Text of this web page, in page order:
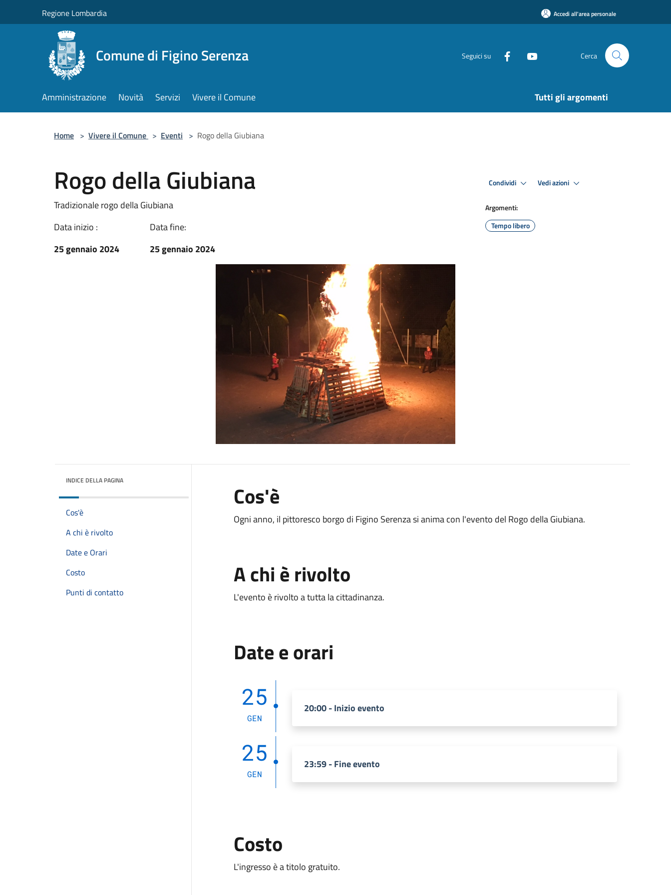
Regione Lombardia Accedi all'area personale
Comune di Figino Serenza Seguici su Cerca
Amministrazione Novità Servizi Vivere il Comune Tutti gli argomenti
Home > Vivere il Comune > Eventi > Rogo della Giubiana
Rogo della Giubiana
Tradizionale rogo della Giubiana
Data inizio :
25 gennaio 2024
Data fine:
25 gennaio 2024
Condividi Vedi azioni
Argomenti:
Tempo libero
INDICE DELLA PAGINA
Cos'è
A chi è rivolto
Date e Orari
Costo
Punti di contatto
Cos'è
Ogni anno, il pittoresco borgo di Figino Serenza si anima con l'evento del Rogo della Giubiana.
A chi è rivolto
L'evento è rivolto a tutta la cittadinanza.
Date e orari
25
GEN
20:00 - Inizio evento
25
GEN
23:59 - Fine evento
Costo
L'ingresso è a titolo gratuito.